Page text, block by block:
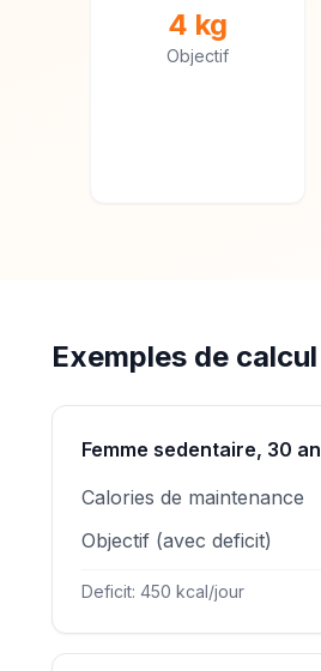
4 kg
Objectif
Exemples de
Femme sedentaire, 30
Calories de maintenance
Objectif (avec deficit)
Deficit: 450 kcal/jour